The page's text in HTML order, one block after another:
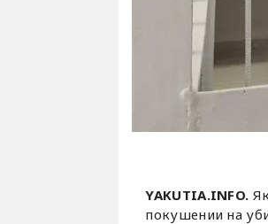
YAKUTIA.INFO.
покушении на